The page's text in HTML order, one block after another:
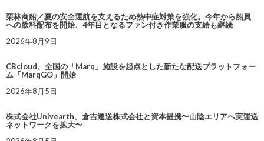
栗林商船／夏の安全運航を支えるため熱中症対策を強化。今年から船員
への飲料配布を開始、4年目となるファン付き作業服の支給も継続
2026年8月9日
CBcloud、全国の「Marq」施設を起点とした新たな配送プラットフォー
ム「MarqGO」開始
2026年8月5日
株式会社Univearth、倉吉運送株式会社と資本提携〜山陰エリアへ実運送
ネットワークを拡大〜